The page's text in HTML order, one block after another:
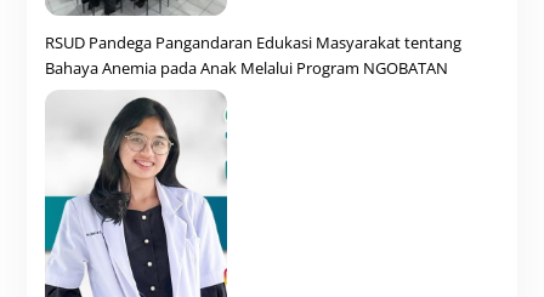
RSUD Pandega Pangandaran Edukasi Masyarakat tentang
Bahaya Anemia pada Anak Melalui Program NGOBATAN